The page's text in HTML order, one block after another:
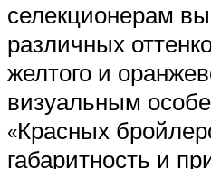
селекционерам
различных
желтого и
визуальным
«Красных
габаритность и